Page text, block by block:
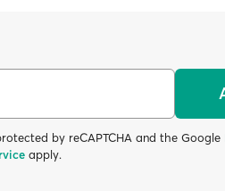
by reCAPTCHA and the Google
apply.